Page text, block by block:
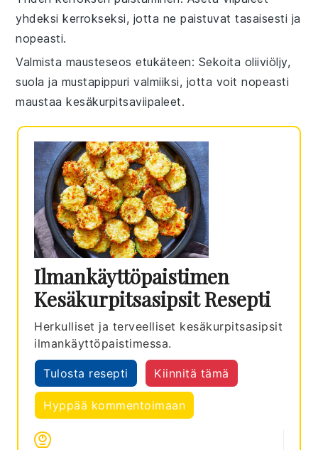
yhdeksi kerrokseksi, jotta ne paistuvat tasaisesti ja
nopeasti.
Valmista mausteseos etukäteen: Sekoita oliiviöljy,
suola ja mustapippuri valmiiksi, jotta voit nopeasti
maustaa kesäkurpitsaviipaleet.
Ilmankäyttöpaistimen
Kesäkurpitsasipsit Resepti
Herkulliset ja terveelliset kesäkurpitsasipsit
ilmankäyttöpaistimessa.
Tulosta resepti Kiinnitä tämä
Hyppää kommentoimaan